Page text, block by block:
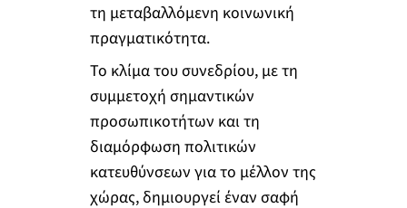
τη μεταβαλλόμενη κοινωνική
πραγματικότητα.
Το κλίμα του συνεδρίου, με τη
συμμετοχή σημαντικών
προσωπικοτήτων και τη
διαμόρφωση πολιτικών
κατευθύνσεων για το μέλλον της
χώρας, δημιουργεί έναν σαφή